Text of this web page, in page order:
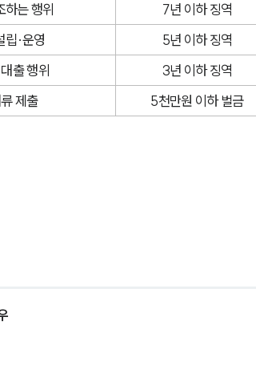
는 행위
7년 이하 징역
립·운영
5년 이하 징역
출 행위
3년 이하 징역
제출 5천만원 이하 벌금